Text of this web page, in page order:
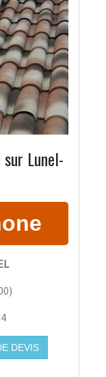
Lunel-
)
DEVIS